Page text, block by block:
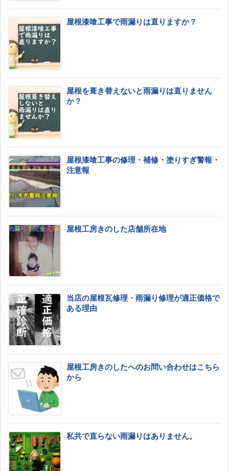
屋根漆喰工事で雨漏りは直りますか？
屋根を葺き替えないと雨漏りは直りません
か？
屋根漆喰工事の修理・補修・塗りすぎ警報・
注意報
屋根工房きのした店舗所在地
当店の屋根瓦修理・雨漏り修理が適正価格で
ある理由
屋根工房きのしたへのお問い合わせはこちら
から
私共で直らない雨漏りはありません。